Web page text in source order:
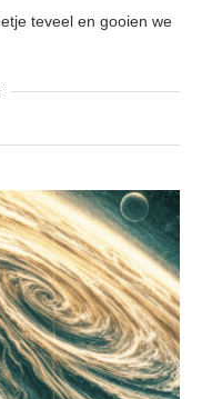
teveel en gooien we